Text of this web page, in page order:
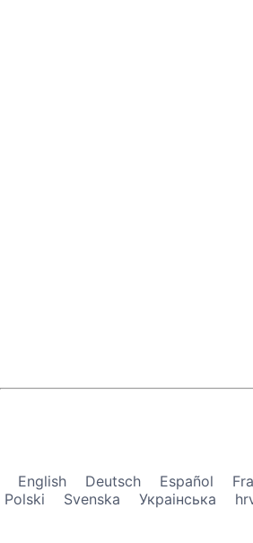
English
Deutsch Español
Polski
Svenska Украiнська